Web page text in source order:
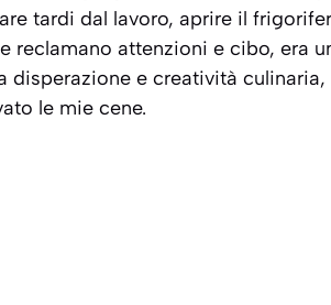
tardi dal lavoro, aprire il
reclamano attenzioni e cibo, era
disperazione e creatività
le mie cene.